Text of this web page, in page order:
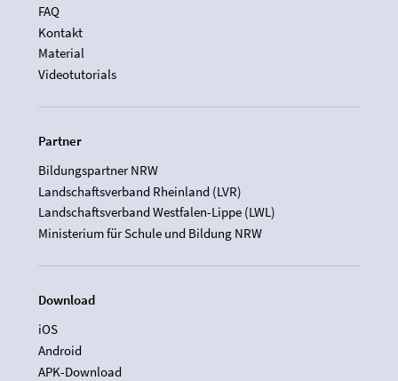
FAQ
Kontakt
Material
Videotutorials
Partner
Bildungspartner NRW
Landschaftsverband Rheinland (LVR)
Landschaftsverband Westfalen-Lippe (LWL)
Ministerium für Schule und Bildung NRW
Download
iOS
Android
APK-Download